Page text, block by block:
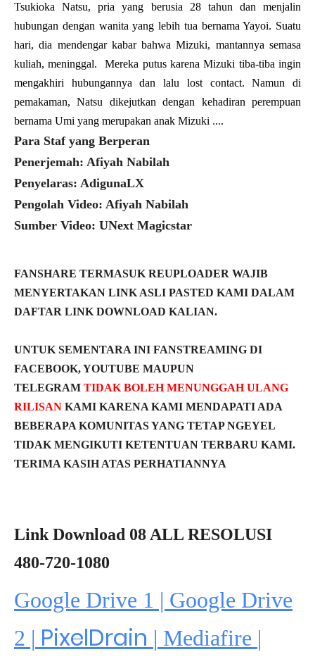
Tsukioka Natsu, pria yang berusia 28 tahun dan menjalin
hubungan dengan wanita yang lebih tua bernama Yayoi. Suatu
hari, dia mendengar kabar bahwa Mizuki, mantannya semasa
kuliah, meninggal. Mereka putus karena Mizuki tiba-tiba ingin
mengakhiri hubungannya dan lalu lost contact. Namun di
pemakaman, Natsu dikejutkan dengan kehadiran perempuan
bernama Umi yang merupakan anak Mizuki ....
Para Staf yang Berperan
Penerjemah: Afiyah Nabilah
Penyelaras: AdigunaLX
Pengolah Video: Afiyah Nabilah
Sumber Video: UNext Magicstar
FANSHARE TERMASUK REUPLOADER WAJIB
MENYERTAKAN LINK ASLI PASTED KAMI DALAM
DAFTAR LINK DOWNLOAD KALIAN.
UNTUK SEMENTARA INI FANSTREAMING DI
FACEBOOK, YOUTUBE MAUPUN
TELEGRAM TIDAK BOLEH MENUNGGAH ULANG
RILISAN KAMI KARENA KAMI MENDAPATI ADA
BEBERAPA KOMUNITAS YANG TETAP NGEYEL
TIDAK MENGIKUTI KETENTUAN TERBARU KAMI.
TERIMA KASIH ATAS PERHATIANNYA
Link Download 08 ALL RESOLUSI
480-720-1080
Google Drive 1 | Google Drive
2 | PixelDrain | Mediafire |